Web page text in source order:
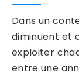
Dans un
diminuent et
exploiter
entre une